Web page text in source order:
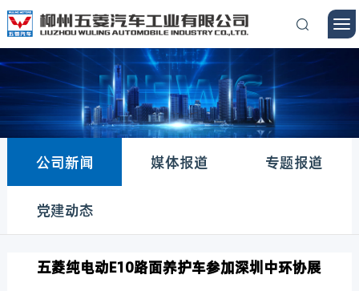
公司新闻 媒体报道 专题报道
党建动态
五菱纯电动E10路面养护车参加深圳中环协展